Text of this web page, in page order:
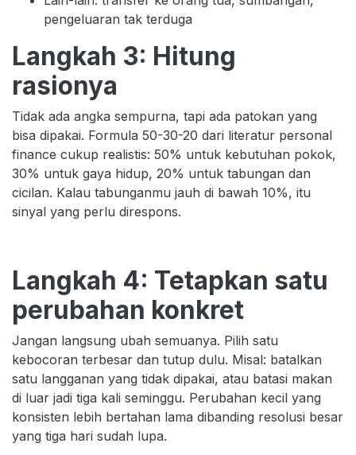
pengeluaran tak terduga
Langkah 3: Hitung
rasionya
Tidak ada angka sempurna, tapi ada patokan yang
bisa dipakai. Formula 50-30-20 dari literatur personal
finance cukup realistis: 50% untuk kebutuhan pokok,
30% untuk gaya hidup, 20% untuk tabungan dan
cicilan. Kalau tabunganmu jauh di bawah 10%, itu
sinyal yang perlu direspons.
Langkah 4: Tetapkan satu
perubahan konkret
Jangan langsung ubah semuanya. Pilih satu
kebocoran terbesar dan tutup dulu. Misal: batalkan
satu langganan yang tidak dipakai, atau batasi makan
di luar jadi tiga kali seminggu. Perubahan kecil yang
konsisten lebih bertahan lama dibanding resolusi besar
yang tiga hari sudah lupa.